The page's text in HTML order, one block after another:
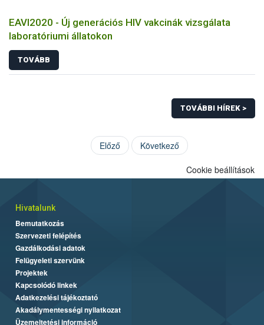
EAVI2020 - Új generációs HIV vakcinák vizsgálata
laboratóriumi állatokon
TOVÁBB
TOVÁBBI HÍREK >
Előző Következő
Cookie beállítások
Hivatalunk
Bemutatkozás
Szervezeti felépítés
Gazdálkodási adatok
Felügyeleti szervünk
Projektek
Kapcsolódó linkek
Adatkezelési tájékoztató
Akadálymentességi nyilatkozat
Üzemeltetési információ